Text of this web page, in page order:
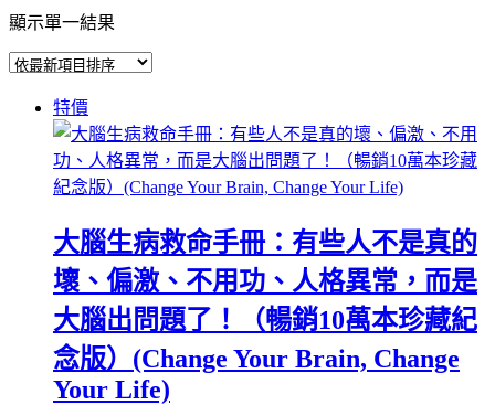
顯示單一結果
特價
大腦生病救命手冊：有些人不是真的
壞、偏激、不用功、人格異常，而是
大腦出問題了！（暢銷10萬本珍藏紀
念版）(Change Your Brain, Change
Your Life)